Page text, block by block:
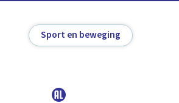
Sport en beweging